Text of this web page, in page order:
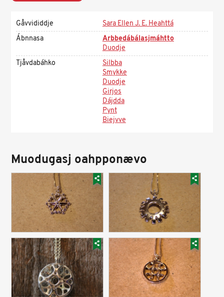
Gåvvididdje
Sara Ellen J. E. Heahttá
Ábnnasa
Arbbedábálasjmáhtto
Duodje
Tjåvdabáhko
Silbba
Smykke
Duodje
Girjos
Dájdda
Pynt
Biejvve
Muodugasj oahpponævo